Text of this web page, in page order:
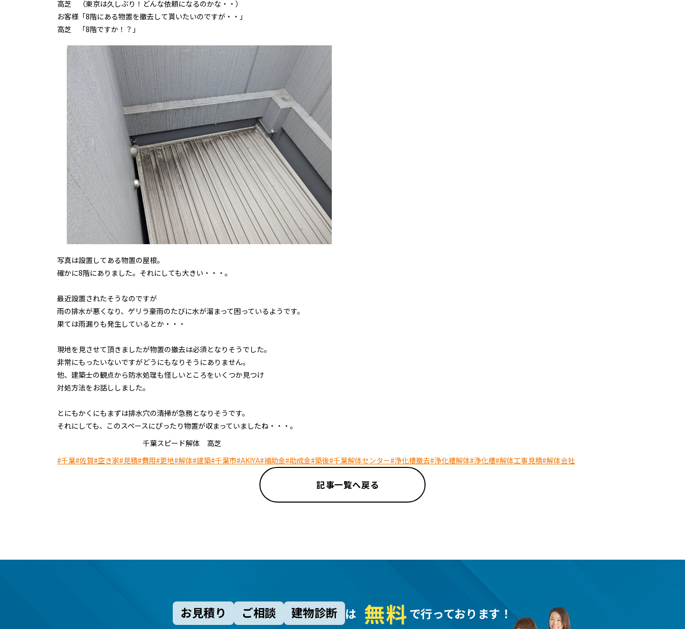
高芝 （東京は久しぶり！どんな依頼になるのかな・・）
お客様「8階にある物置を撤去して貰いたいのですが・・」
高芝 「8階ですか！？」
写真は設置してある物置の屋根。
確かに8階にありました。それにしても大きい・・・。
最近設置されたそうなのですが
雨の排水が悪くなり、ゲリラ豪雨のたびに水が溜まって困っているようです。
果ては雨漏りも発生しているとか・・・
現地を見させて頂きましたが物置の撤去は必須となりそうでした。
非常にもったいないですがどうにもなりそうにありません。
他、建築士の観点から防水処理も怪しいところをいくつか見つけ
対処方法をお話ししました。
とにもかくにもまずは排水穴の清掃が急務となりそうです。
それにしても、このスペースにぴったり物置が収まっていましたね・・・。
千葉スピード解体 高芝
#千葉#佐賀#空き家#見積#費用#更地#解体#建築#千葉市#AKIYA#補助金#助成金#築後#千葉解体センター#浄化槽撤去#浄化槽解体#浄化槽#解体工事見積#解体会社
記事一覧へ戻る
お見積り ご相談 建物診断 は 無料で行っております！